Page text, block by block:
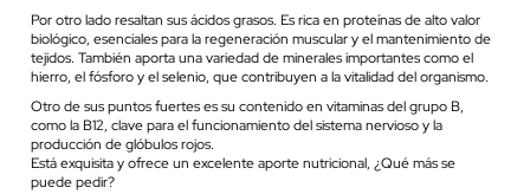
Por otro lado resaltan sus ácidos grasos. Es rica en proteínas de alto valor
biológico, esenciales para la regeneración muscular y el mantenimiento de
tejidos. También aporta una variedad de minerales importantes como el
hierro, el fósforo y el selenio, que contribuyen a la vitalidad del organismo.
Otro de sus puntos fuertes es su contenido en vitaminas del grupo B,
como la B12, clave para el funcionamiento del sistema nervioso y la
producción de glóbulos rojos.
Está exquisita y ofrece un excelente aporte nutricional, ¿Qué más se
puede pedir?